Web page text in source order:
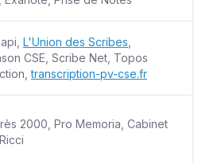
L'Union des Scribes
CSE, Scribe Net, Topos
transcription-pv-cse.fr
2000, Pro Memoria, Cabinet